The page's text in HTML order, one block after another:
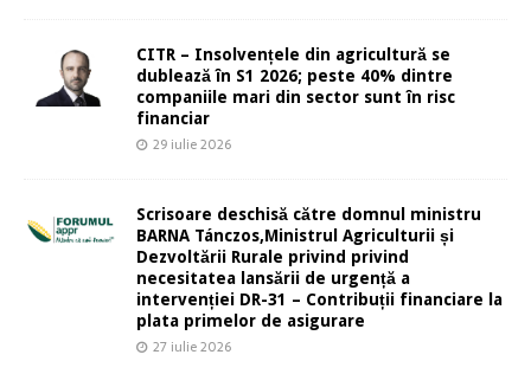
CITR – Insolvențele din agricultură se
dublează în S1 2026; peste 40% dintre
companiile mari din sector sunt în risc
financiar
29 iulie 2026
Scrisoare deschisă către domnul ministru
BARNA Tánczos,Ministrul Agriculturii și
Dezvoltării Rurale privind privind
necesitatea lansării de urgență a
intervenției DR-31 – Contribuții financiare la
plata primelor de asigurare
27 iulie 2026